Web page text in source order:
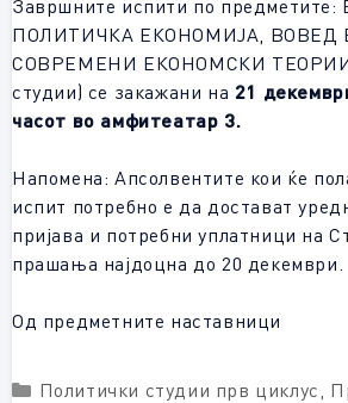
Завршните испити по
ПОЛИТИЧКА ЕКОНОМИЈА, ВОВЕД
СОВРЕМЕНИ ЕКОНОМСКИ ТЕОРИИ
студии) се закажани на 21
часот во амфитеатар 3.
Напомена: Апсолвентите кои ќе
испит потребно е да достават
пријава и потребни уплатници на
прашања најдоцна до 20 декември.
Од предметните наставници
Categories
Политички студии прв циклус,